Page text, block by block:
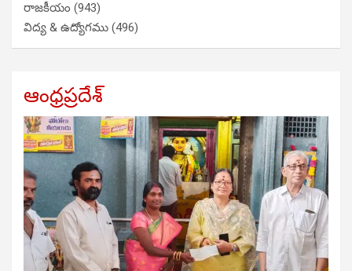
రాజకీయం (943)
విద్య & ఉద్యోగము (496)
ఆంధ్రప్రదేశ్